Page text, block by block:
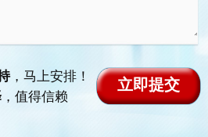
，马上安排！
，值得信赖